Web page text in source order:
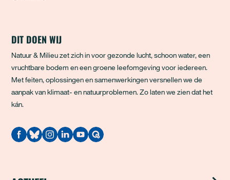
DIT DOEN WIJ
Natuur & Milieu zet zich in voor gezonde lucht, schoon water, een
vruchtbare bodem en een groene leefomgeving voor iedereen.
Met feiten, oplossingen en samenwerkingen versnellen we de
aanpak van klimaat- en natuurproblemen. Zo laten we zien dat het
kán.
Quodari